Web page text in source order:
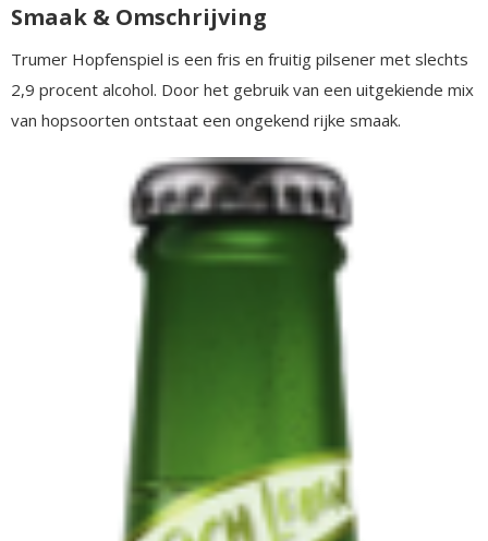
Smaak & Omschrijving
Trumer Hopfenspiel is een fris en fruitig pilsener met slechts
2,9 procent alcohol. Door het gebruik van een uitgekiende mix
van hopsoorten ontstaat een ongekend rijke smaak.